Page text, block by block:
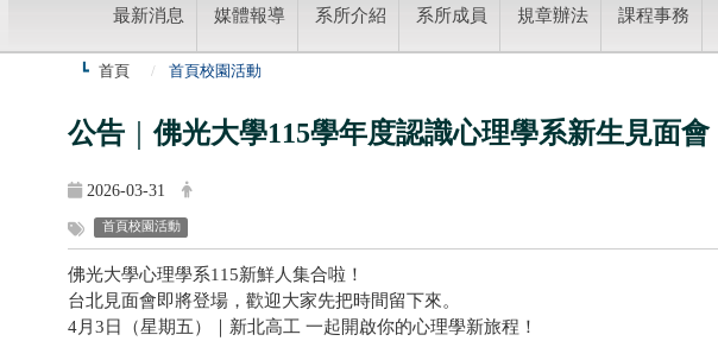
最新消息
媒體報導 系所介紹 系所成員 規章辦法 課程事務
首頁 首頁校園活動
公告 ｜佛光大學115學年度認識心理學系新生見面會
2026-03-31
首頁校園活動
佛光大學心理學系115新鮮人集合啦！
台北見面會即將登場，歡迎大家先把時間留下來。
4月3日（星期五）｜新北高工 一起開啟你的心理學新旅程！